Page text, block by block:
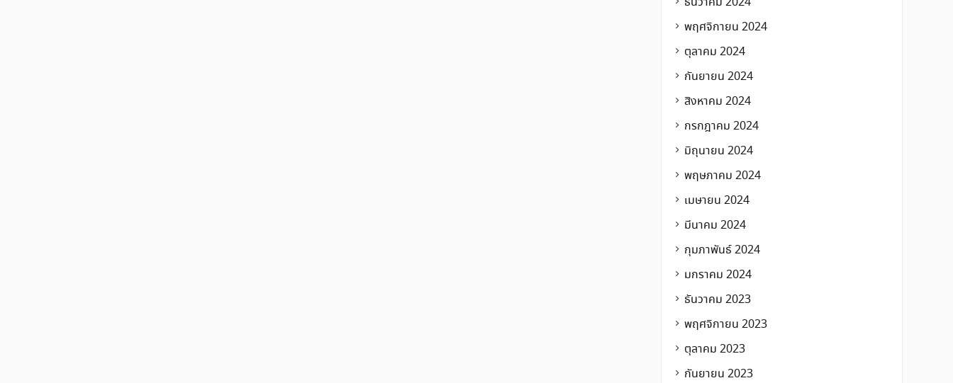
พฤศจิกายน 2024
ตุลาคม 2024
กันยายน 2024
สิงหาคม 2024
กรกฎาคม 2024
มิถุนายน 2024
พฤษภาคม 2024
เมษายน 2024
มีนาคม 2024
กุมภาพันธ์ 2024
มกราคม 2024
ธันวาคม 2023
พฤศจิกายน 2023
ตุลาคม 2023
กันยายน 2023